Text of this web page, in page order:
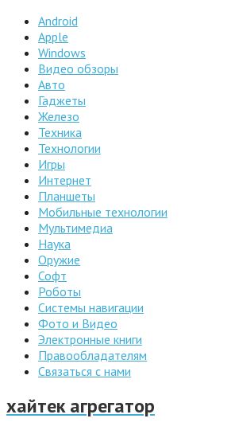
Android
Apple
Windows
Видео обзоры
Авто
Гаджеты
Железо
Техника
Технологии
Игры
Интернет
Планшеты
Мобильные технологии
Мультимедиа
Наука
Оружие
Софт
Роботы
Системы навигации
Фото и Видео
Электронные книги
Правообладателям
Связаться с нами
хайтек агрегатор